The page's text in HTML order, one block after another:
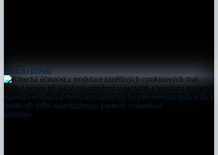
přejít na projekt
Klinická účinnost a modulace zánětlivých cytokinových drah u Th-1
buněk při léčbě tofacitinibem u pacientů s ulcerózní
kolitidou